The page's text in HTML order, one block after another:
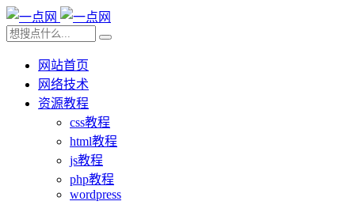
网站首页
网络技术
资源教程
css教程
html教程
js教程
php教程
wordpress